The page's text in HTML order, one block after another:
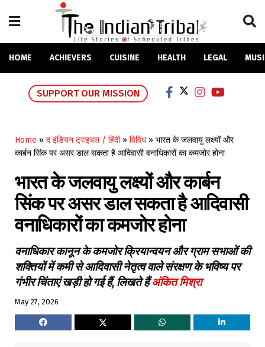
HOME ACHIEVERS CUISINE HEALTH LEGAL
SUPPORT OUR MISSION
Home » द इंडियन ट्राइबल / हिंदी» विविध» भारत के जलवायु लक्ष्यों और
कार्बन सिंक पर असर डाल सकता है आदिवासी वनाधिकारों का कमजोर होना
भारत के जलवायु लक्ष्यों और कार्बन
सिंक पर असर डाल सकता है आदिवासी
वनाधिकारों का कमजोर होना
वनाधिकार कानून के कमजोर क्रियान्वयन और ग्राम सभाओं की
शक्तियों में कमी से आदिवासी नेतृत्व वाले संरक्षण के भविष्य पर
गंभीर चिंताएं खड़ी हो गई हैं, लिखते हैंअंकित मिश्रा
May 27, 2026